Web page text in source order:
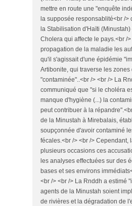
mettre en route une "enquête
la supposée responsablité<br /
la Stabilisation d'Haïti
Cholera qui affecte le pays.<br /
propagation de la maladie les
qu'il s'agissait d'une épidémie
Artibonite, qui traverse les
"contaminée"..<br /> <br /> La
communiqué que "si le choléra
manque d'hygiène (...) la
peut contribuer à la
de la Minustah à Mirebalais,
soupçonnée d'avoir contaminé
fécales.<br /> <br /> Cependant,
plusieurs occasions ces
les analyses effectuées sur des
bases et ses environs
<br /> <br /> La Rnddh a estimé
agents de la Minustah soient
de rivières et la dégradation de